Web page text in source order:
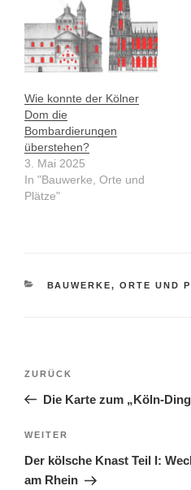
Wie konnte der Kölner
Dom die
Bombardierungen
überstehen?
3. Mai 2025
In "Bauwerke, Orte und
Plätze"
KATEGORIEN
BAUWERKE, ORTE UND
Beitragsnavigation
Vorheriger
Beitrag
ZURÜCK
Die Karte zum „Köln-
Nächster
Beitrag
WEITER
Der kölsche Knast Teil I:
am Rhein